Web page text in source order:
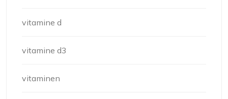
vitamine d
vitamine d3
vitaminen